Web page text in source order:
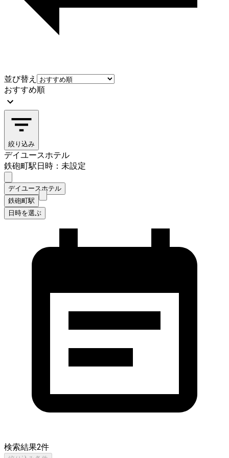
並び替え
おすすめ順
絞り込み
デイユースホテル
鉄砲町駅日時：未設定
デイユースホテル
鉄砲町駅
日時を選ぶ
検索結果2件